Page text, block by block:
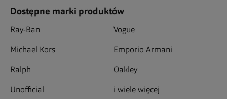
Dostępne marki produktów
Ray-Ban Vogue
Michael Kors Emporio Armani
Ralph Oakley
Unofficial i wiele więcej